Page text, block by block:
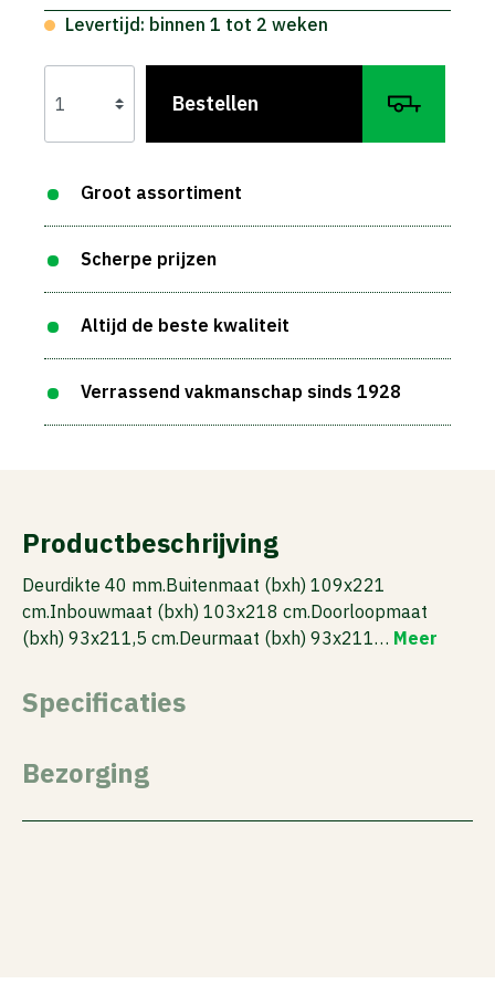
Levertijd: binnen 1 tot 2 weken
Bestellen
Groot assortiment
Scherpe prijzen
Altijd de beste kwaliteit
Verrassend vakmanschap sinds 1928
Productbeschrijving
Deurdikte 40 mm.Buitenmaat (bxh) 109x221
cm.Inbouwmaat (bxh) 103x218 cm.Doorloopmaat
(bxh) 93x211,5 cm.Deurmaat (bxh) 93x211… Meer
Specificaties
Bezorging